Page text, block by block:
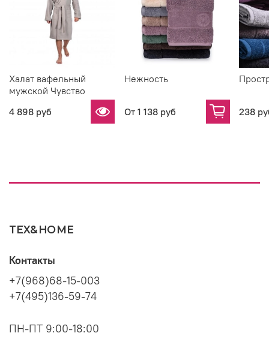
Халат вафельный
мужской Чувство
4 898 руб
Нежность
От 1 138 руб 238
TEX&HOME
Контакты
+7(968)68-15-003
+7(495)136-59-74
ПН-ПТ 9:00-18:00